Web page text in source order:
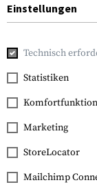
Home Tactical
JTG
Bloodtype
Rubber
Einstellungen
Technisch
Statistiken
Marketing
StoreLocator
Mailchimp